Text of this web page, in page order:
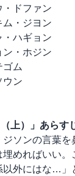
・ドファン
ム・ジヨン
ハギョン
・ホジン
ゴム
ウン
上）」あらす
ジソンの言葉
埋めればいい
外にはな…」